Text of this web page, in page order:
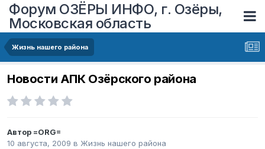
Форум ОЗЁРЫ ИНФО, г. Озёры,
Московская область
Жизнь нашего района
Новости АПК Озёрского района
Автор =ORG=
10 августа, 2009 в Жизнь нашего района